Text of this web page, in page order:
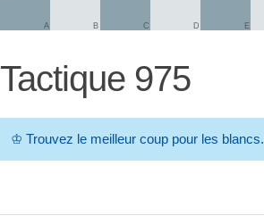
A B C D E
Tactique 975
♔ Trouvez le meilleur coup pour les blancs.